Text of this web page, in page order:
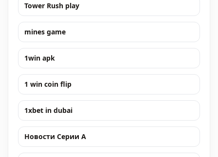
Tower Rush play
mines game
1win apk
1 win coin flip
1xbet in dubai
Новости Серии А